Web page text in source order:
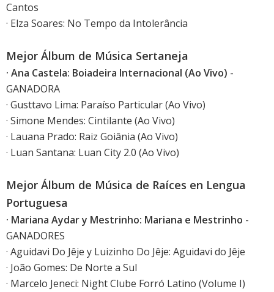
Cantos
· Elza Soares: No Tempo da Intolerância
Mejor Álbum de Música Sertaneja
· Ana Castela: Boiadeira Internacional (Ao Vivo) -
GANADORA
· Gusttavo Lima: Paraíso Particular (Ao Vivo)
· Simone Mendes: Cintilante (Ao Vivo)
· Lauana Prado: Raiz Goiânia (Ao Vivo)
· Luan Santana: Luan City 2.0 (Ao Vivo)
Mejor Álbum de Música de Raíces en Lengua
Portuguesa
· Mariana Aydar y Mestrinho: Mariana e Mestrinho -
GANADORES
· Aguidavi Do Jêje y Luizinho Do Jêje: Aguidavi do Jêje
· João Gomes: De Norte a Sul
· Marcelo Jeneci: Night Clube Forró Latino (Volume I)